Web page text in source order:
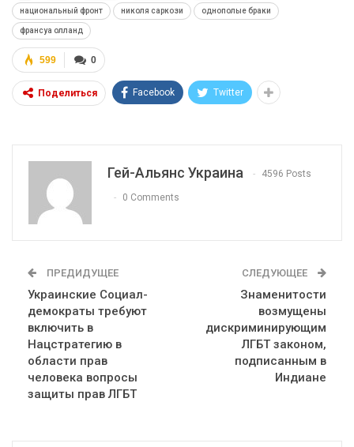
национальный фронт николя саркози однополые браки
франсуа олланд
0
599
Поделиться Facebook Twitter
Гей-Альянс Украина 4596 Posts
0 Comments
ПРЕДИДУЩЕЕ
Украинские Социал-
демократы требуют
включить в
Нацстратегию в
области прав
человека вопросы
защиты прав ЛГБТ
СЛЕДУЮЩЕЕ
Знаменитости
возмущены
дискриминирующим
ЛГБТ законом,
подписанным в
Индиане